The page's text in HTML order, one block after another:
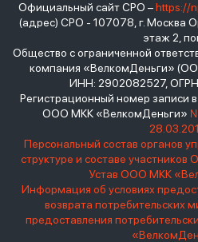
Официальный сайт СРО –https://
(адрес) СРО - 107078, г. Москва
этаж 2,
Общество с ограниченной
компания «ВелкомДеньги»
ИНН: 2902082527,
Регистрационный номер записи
ООО МКК «ВелкомДеньги»
Персональный состав органов
структуре и составе
Устав ООО МКК
Информация об условиях
возврата потребительских
предоставления